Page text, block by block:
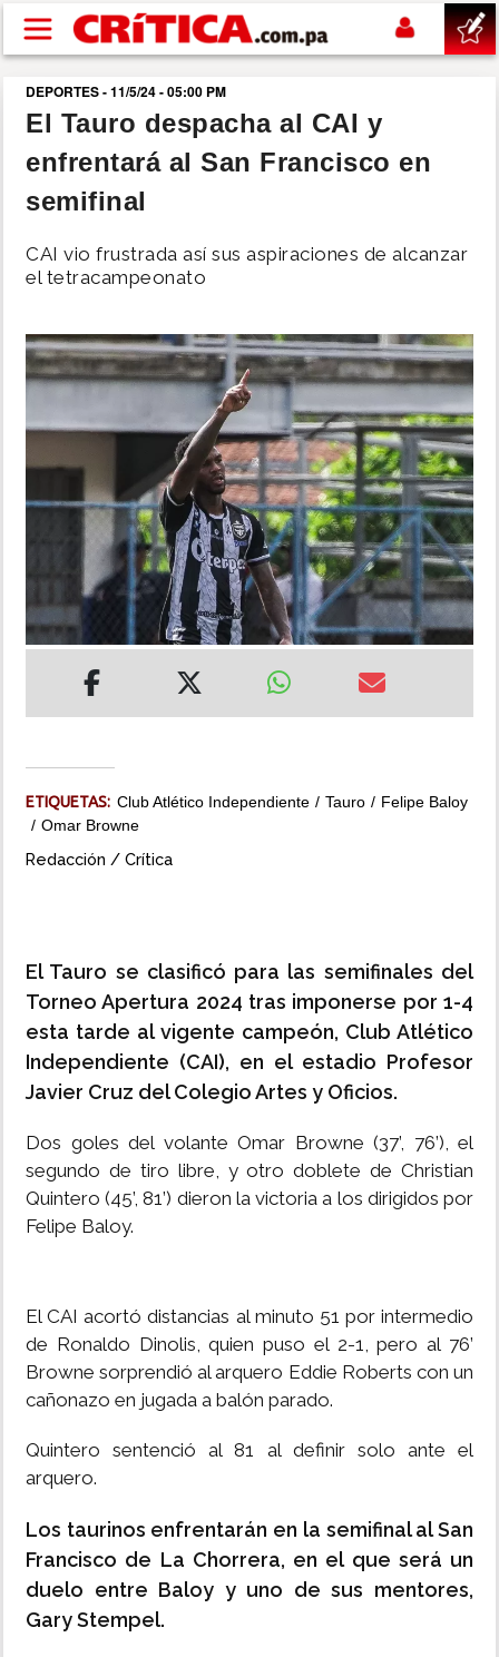
Pasar al contenido principal
buscar
SUCESOS
POLÍTICA
SHOW
INSÓLITAS
MULTIMEDIA
DEPORTES - 11/5/24 - 05:00 PM
El Tauro despacha al CAI y
enfrentará al San Francisco en
semifinal
CAI vio frustrada así sus aspiraciones de alcanzar
el tetracampeonato
ETIQUETAS: Club Atlético Independiente Tauro
Felipe Baloy
Omar Browne
Redacción / Crítica
El Tauro se clasificó para las semifinales del
Torneo Apertura 2024 tras imponerse por 1-4
esta tarde al vigente campeón, Club Atlético
Independiente (CAI), en el estadio Profesor
Javier Cruz del Colegio Artes y Oficios.
Dos goles del volante Omar Browne (37’, 76’), el
segundo de tiro libre, y otro doblete de Christian
Quintero (45’, 81’) dieron la victoria a los dirigidos por
Felipe Baloy.
El CAI acortó distancias al minuto 51 por intermedio
de Ronaldo Dinolis, quien puso el 2-1, pero al 76’
Browne sorprendió al arquero Eddie Roberts con un
cañonazo en jugada a balón parado.
Quintero sentenció al 81 al definir solo ante el
arquero.
Los taurinos enfrentarán en la semifinal al San
Francisco de La Chorrera, en el que será un
duelo entre Baloy y uno de sus mentores,
Gary Stempel.